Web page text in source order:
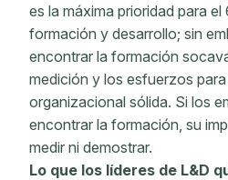
es la máxima prioridad para
formación y desarrollo; sin
encontrar la formación
medición y los esfuerzos
organizacional sólida. Si los
encontrar la formación, su
medir ni demostrar.
Lo que los líderes de L&D